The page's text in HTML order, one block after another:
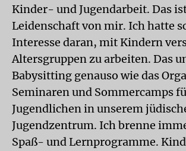
Kinder- und Jugendarbeit. Das
Leidenschaft von mir. Ich hatte
Interesse daran, mit Kindern
Altersgruppen zu arbeiten. Das
Babysitting genauso wie das
Seminaren und Sommercamps
Jugendlichen in unserem
Jugendzentrum. Ich brenne
Spaß- und Lernprogramme.